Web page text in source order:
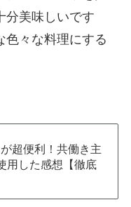
分美味しいです
色々な料理にする
超便利！共働き主
用した感想【徹底